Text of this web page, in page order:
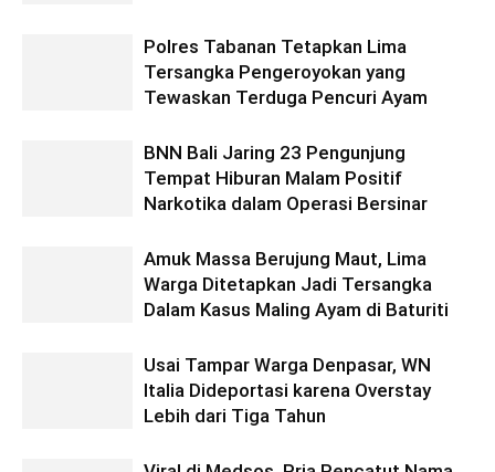
Polres Tabanan Tetapkan Lima
Tersangka Pengeroyokan yang
Tewaskan Terduga Pencuri Ayam
BNN Bali Jaring 23 Pengunjung
Tempat Hiburan Malam Positif
Narkotika dalam Operasi Bersinar
Amuk Massa Berujung Maut, Lima
Warga Ditetapkan Jadi Tersangka
Dalam Kasus Maling Ayam di Baturiti
Usai Tampar Warga Denpasar, WN
Italia Dideportasi karena Overstay
Lebih dari Tiga Tahun